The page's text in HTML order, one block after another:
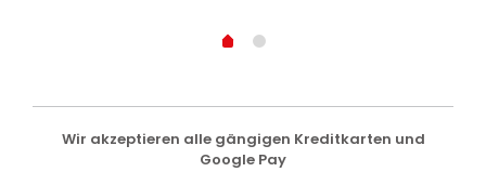
Wir akzeptieren alle gängigen Kreditkarten und
Google Pay